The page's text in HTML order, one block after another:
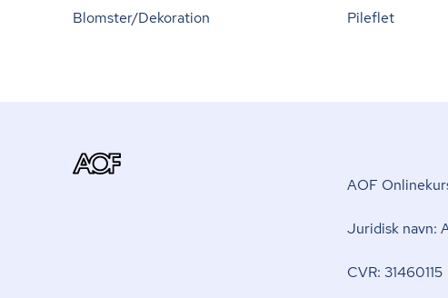
Blomster/Dekoration
Pileflet
AOF
Juridisk navn:
CVR: 31460115